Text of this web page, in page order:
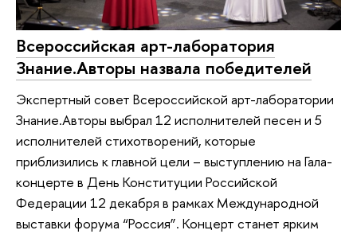
Всероссийская арт-лаборатория
Знание.Авторы назвала победителей
Экспертный совет Всероссийской арт-лаборатории
Знание.Авторы выбрал 12 исполнителей песен и 5
исполнителей стихотворений, которые
приблизились к главной цели – выступлению на Гала-
концерте в День Конституции Российской
Федерации 12 декабря в рамках Международной
выставки форума “Россия”. Концерт станет ярким